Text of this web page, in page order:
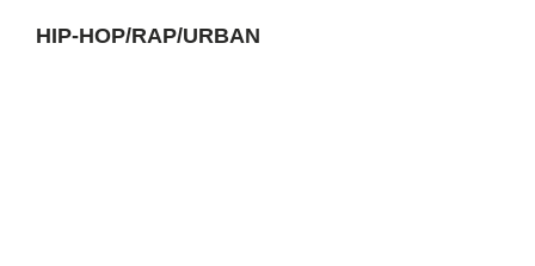
HIP-HOP/RAP/URBAN